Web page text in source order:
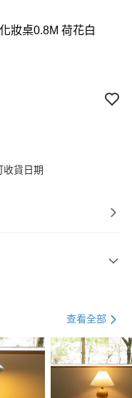
妝桌0.8M 荷花白
貨日期
21家銀行
商業銀行
21家銀行
查看全部